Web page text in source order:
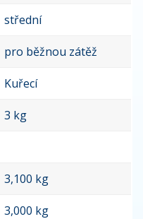
střední
pro běžnou zátěž
Kuřecí
3 kg
3,100 kg
3,000 kg